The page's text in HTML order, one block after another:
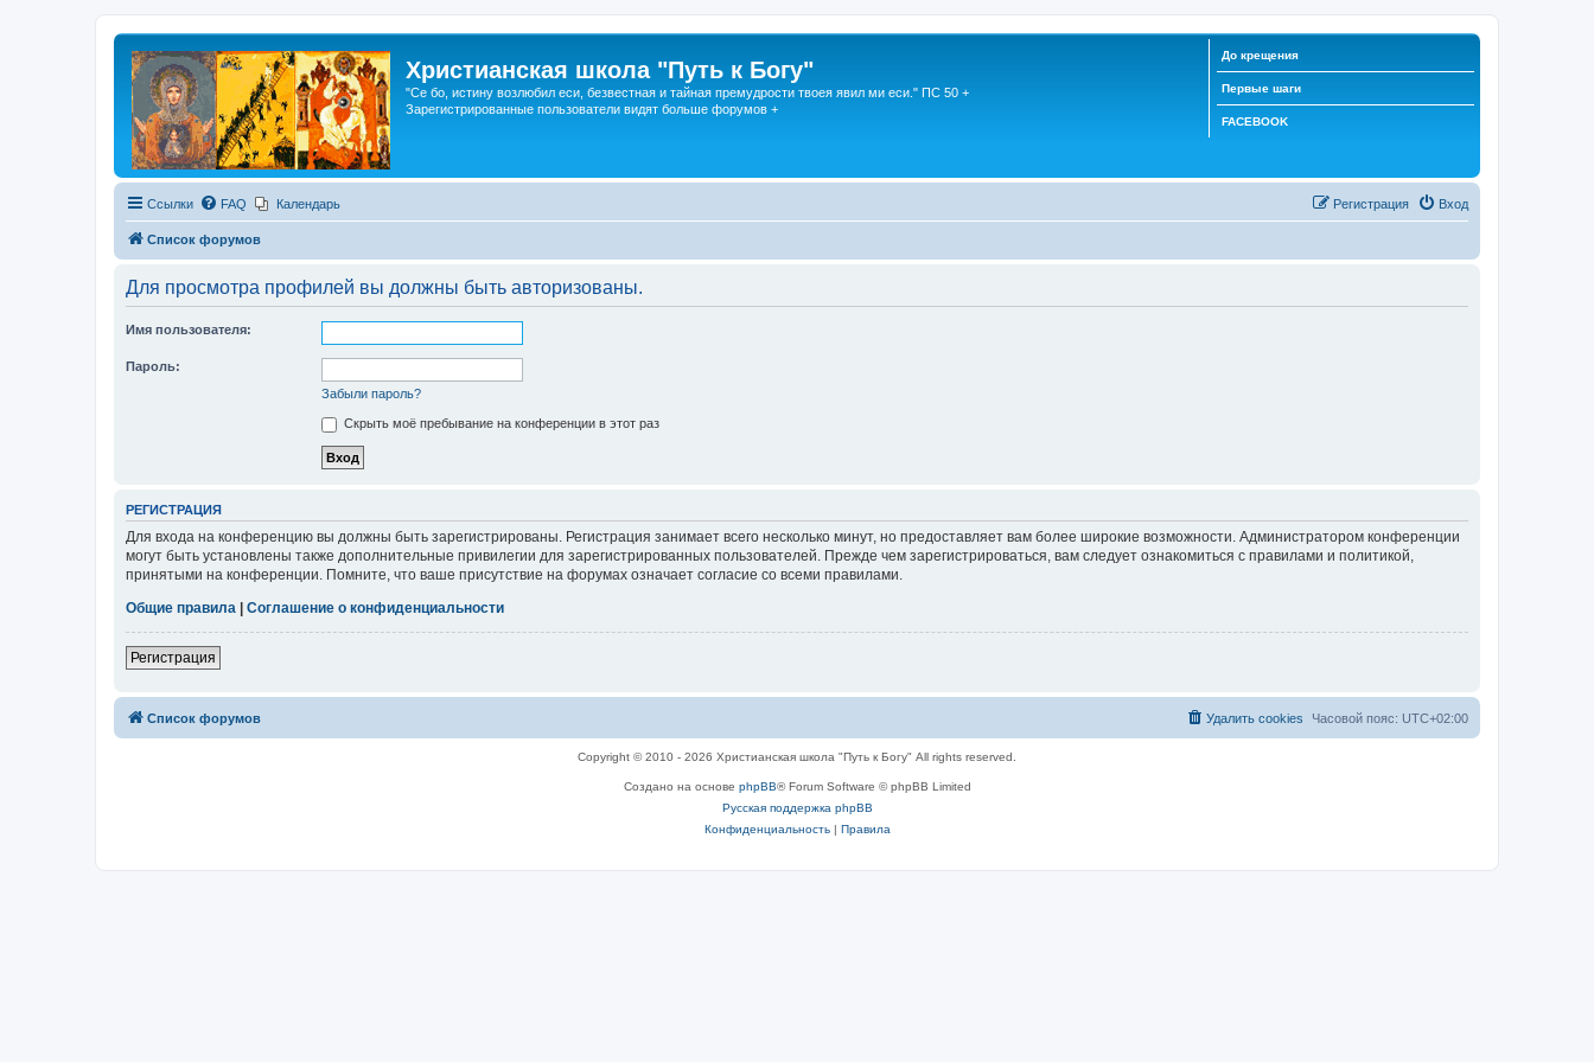
Христианская школа "Путь к Богу"
"Се бо, истину возлюбил еси, безвестная и тайная премудрости твоея явил ми еси." ПС 50 +
Зарегистрированные пользователи видят больше форумов +
До крещения
Первые шаги
FACEBOOK
Ссылки FAQ Календарь Вход
Регистрация
Список форумов
Для просмотра профилей вы должны быть авторизованы.
Имя пользователя:
Пароль:
Забыли пароль?
Скрыть моё пребывание на конференции в этот раз
РЕГИСТРАЦИЯ
Для входа на конференцию вы должны быть зарегистрированы. Регистрация занимает всего несколько минут, но предоставляет вам более широкие возможности. Администратором конференции
могут быть установлены также дополнительные привилегии для зарегистрированных пользователей. Прежде чем зарегистрироваться, вам следует ознакомиться с правилами и политикой,
принятыми на конференции. Помните, что ваше присутствие на форумах означает согласие со всеми правилами.
Общие правила
Соглашение о конфиденциальности
Регистрация
Список форумов Часовой пояс: UTC+02:00
Удалить cookies
Copyright © 2010 - 2026 Христианская школа "Путь к Богу" All rights reserved.
Создано на основе phpBB® Forum Software © phpBB Limited
Русская поддержка phpBB
Конфиденциальность| Правила